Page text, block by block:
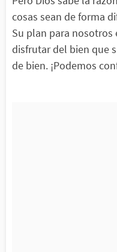
cosas sean de forma
Su plan para nosotros
disfrutar del bien que
de bien. ¡Podemos